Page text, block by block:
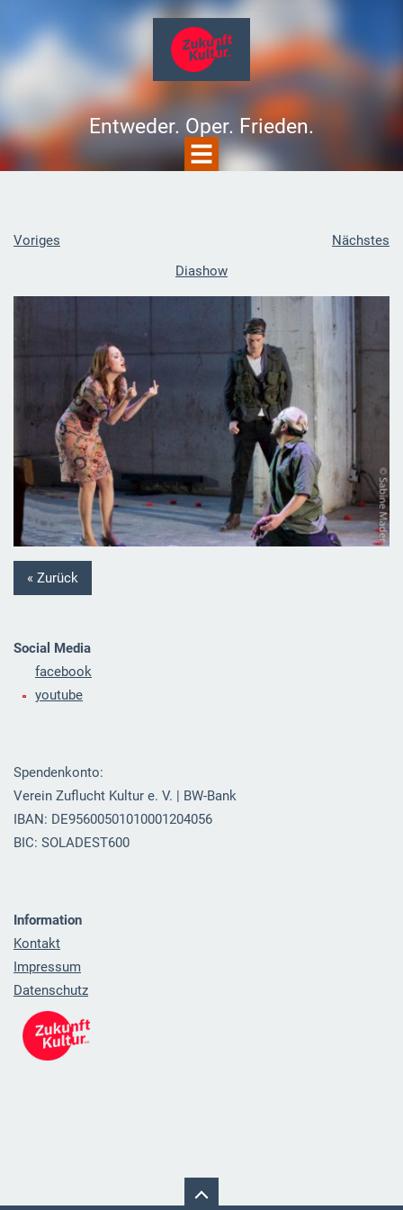
Entweder. Oper. Frieden.
Voriges
Nächstes
Diashow
« Zurück
Social Media
facebook
youtube
Spendenkonto:
Verein Zuflucht Kultur e. V. | BW-Bank
IBAN: DE95600501010001204056
BIC: SOLADEST600
Information
Kontakt
Impressum
Datenschutz